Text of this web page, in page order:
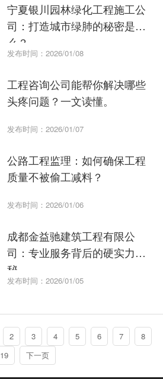
宁夏银川园林绿化工程施工公
司：打造城市绿肺的秘密是什
么？
发布时间：2026/01/08
工程咨询公司能帮你解决哪些
头疼问题？一文读懂。
发布时间：2026/01/07
公路工程监理：如何确保工程
质量不被偷工减料？
发布时间：2026/01/06
成都金益驰建筑工程有限公
司：专业服务背后的硬实力揭
秘
发布时间：2026/01/05
2 3 4 5 6 7
8
19 下一页